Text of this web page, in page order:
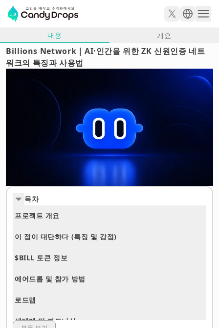
내용 개요
Billions Network｜AI·인간을 위한 ZK 신원인증 네트
워크의 특징과 사용법
목차
프로젝트 개요
이 점이 대단하다 (특징 및 강점)
$BILL 토큰 정보
에어드롭 및 참가 방법
로드맵
생태계 및 파트너십